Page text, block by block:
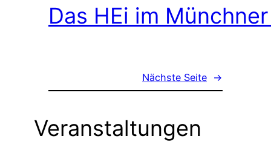
Das HEi im
Nächste Seite →
Veranstaltungen